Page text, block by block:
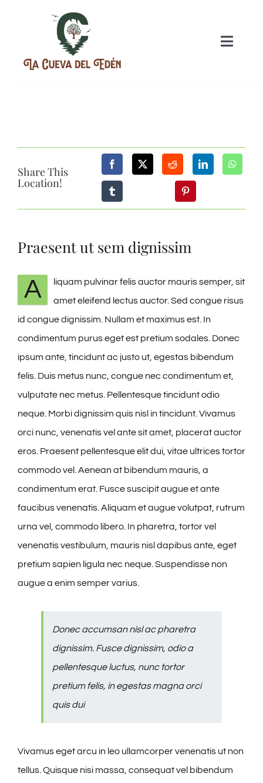
GASTRONOMIA
GIFT SHOP
CONTACTO
Share This
Location!
Praesent ut sem dignissim
A
liquam pulvinar felis auctor mauris semper, sit
amet eleifend lectus auctor. Sed congue risus
id congue dignissim. Nullam et maximus est. In
condimentum purus eget est pretium sodales. Donec
ipsum ante, tincidunt ac justo ut, egestas bibendum
felis. Duis metus nunc, congue nec condimentum et,
vulputate nec metus. Pellentesque tincidunt odio
neque. Morbi dignissim quis nisl in tincidunt. Vivamus
orci nunc, venenatis vel ante sit amet, placerat auctor
eros. Praesent pellentesque elit dui, vitae ultrices tortor
commodo vel. Aenean at bibendum mauris, a
condimentum erat. Fusce suscipit augue et ante
faucibus venenatis. Aliquam et augue volutpat, rutrum
urna vel, commodo libero. In pharetra, tortor vel
venenatis vestibulum, mauris nisl dapibus ante, eget
pretium sapien ligula nec neque. Suspendisse non
augue a enim semper varius.
Donec accumsan nisl ac pharetra
dignissim. Fusce dignissim, odio a
pellentesque luctus, nunc tortor
pretium felis, in egestas magna orci
quis dui
Vivamus eget arcu in leo ullamcorper venenatis ut non
tellus. Quisque nisi massa, consequat vel bibendum